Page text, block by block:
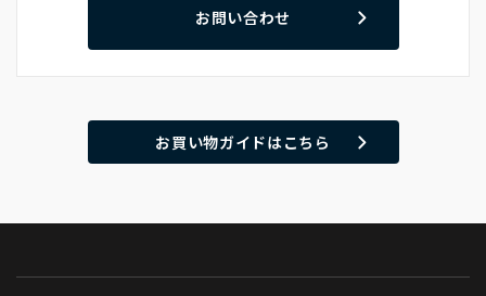
お問い合わせ
お買い物ガイドはこちら